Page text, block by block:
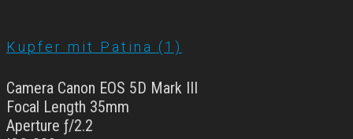
Kupfer mit Patina (1)
Camera Canon EOS 5D Mark III
Focal Length 35mm
Aperture ƒ/2.2